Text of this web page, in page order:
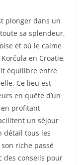
plonger dans un
sa splendeur,
et où le calme
en Croatie,
équilibre entre
Ce lieu est
en quête d’un
profitant
un séjour
détail tous les
riche passé
des conseils pour